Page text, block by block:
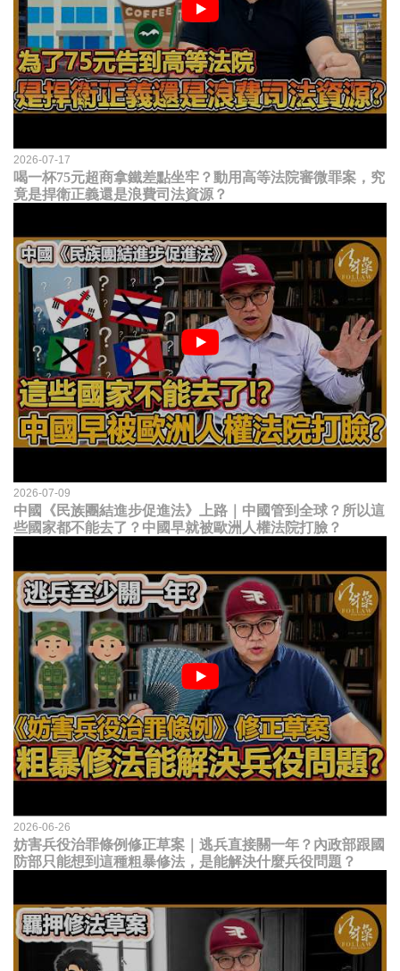
2026-07-17
喝一杯75元超商拿鐵差點坐牢？動用高等法院審微罪案，究
竟是捍衛正義還是浪費司法資源？
2026-07-09
中國《民族團結進步促進法》上路｜中國管到全球？所以這
些國家都不能去了？中國早就被歐洲人權法院打臉？
2026-06-26
妨害兵役治罪條例修正草案｜逃兵直接關一年？內政部跟國
防部只能想到這種粗暴修法，是能解決什麼兵役問題？